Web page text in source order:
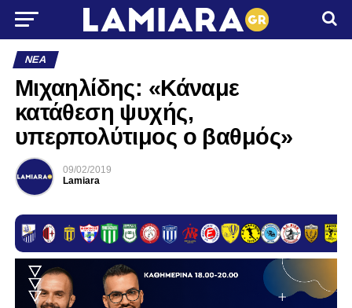
ΝΈΑ
Μιχαηλίδης: «Κάναμε
κατάθεση ψυχής,
υπερπολύτιμος ο βαθμός»
09/02/2019
Lamiara